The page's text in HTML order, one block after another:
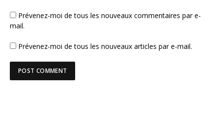
Prévenez-moi de tous les nouveaux commentaires par e-
mail.
Prévenez-moi de tous les nouveaux articles par e-mail.